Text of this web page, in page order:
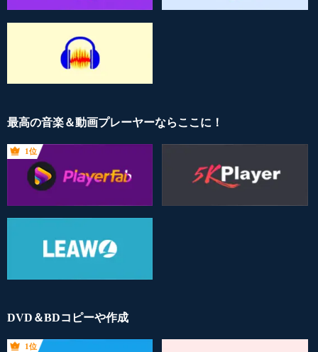
最高の音楽＆動画プレーヤーならここに！
1位
DVD＆BDコピーや作成
1位